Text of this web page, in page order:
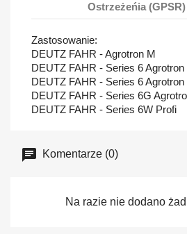
Ostrzeżeńia (GPSR)
Zastosowanie:
DEUTZ FAHR - Agrotron M
DEUTZ FAHR - Series 6 Agrotron
DEUTZ FAHR - Series 6 Agrotron
DEUTZ FAHR - Series 6G
DEUTZ FAHR - Series 6W Profi
Komentarze (0)
Na razie nie dodano